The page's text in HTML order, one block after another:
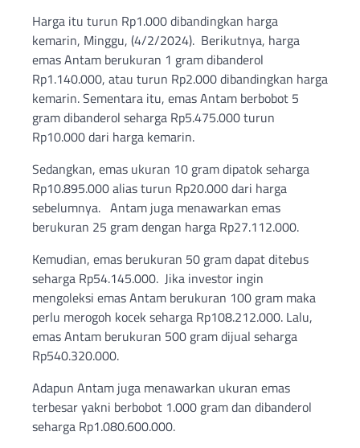
Harga itu turun Rp1.000 dibandingkan harga
kemarin, Minggu, (4/2/2024). Berikutnya, harga
emas Antam berukuran 1 gram dibanderol
Rp1.140.000, atau turun Rp2.000 dibandingkan harga
kemarin. Sementara itu, emas Antam berbobot 5
gram dibanderol seharga Rp5.475.000 turun
Rp10.000 dari harga kemarin.
Sedangkan, emas ukuran 10 gram dipatok seharga
Rp10.895.000 alias turun Rp20.000 dari harga
sebelumnya. Antam juga menawarkan emas
berukuran 25 gram dengan harga Rp27.112.000.
Kemudian, emas berukuran 50 gram dapat ditebus
seharga Rp54.145.000. Jika investor ingin
mengoleksi emas Antam berukuran 100 gram maka
perlu merogoh kocek seharga Rp108.212.000. Lalu,
emas Antam berukuran 500 gram dijual seharga
Rp540.320.000.
Adapun Antam juga menawarkan ukuran emas
terbesar yakni berbobot 1.000 gram dan dibanderol
seharga Rp1.080.600.000.